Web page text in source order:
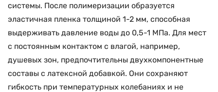
системы. После полимеризации образуется
эластичная пленка толщиной 1-2 мм, способная
выдерживать давление воды до 0,5-1 МПа. Для мест
с постоянным контактом с влагой, например,
душевых зон, предпочтительны двухкомпонентные
составы с латексной добавкой. Они сохраняют
гибкость при температурных колебаниях и не